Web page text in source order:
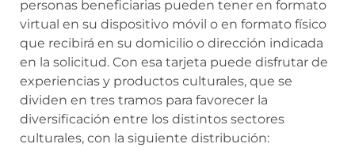
personas beneficiarias pueden tener en formato
virtual en su dispositivo móvil o en formato físico
que recibirá en su domicilio o dirección indicada
en la solicitud. Con esa tarjeta puede disfrutar de
experiencias y productos culturales, que se
dividen en tres tramos para favorecer la
diversificación entre los distintos sectores
culturales, con la siguiente distribución: